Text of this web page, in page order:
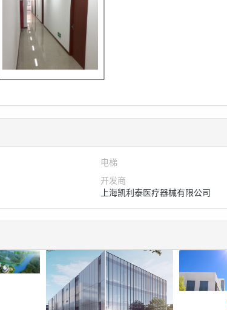
电梯
开发商
上海凯利泰医疗器械有限公司